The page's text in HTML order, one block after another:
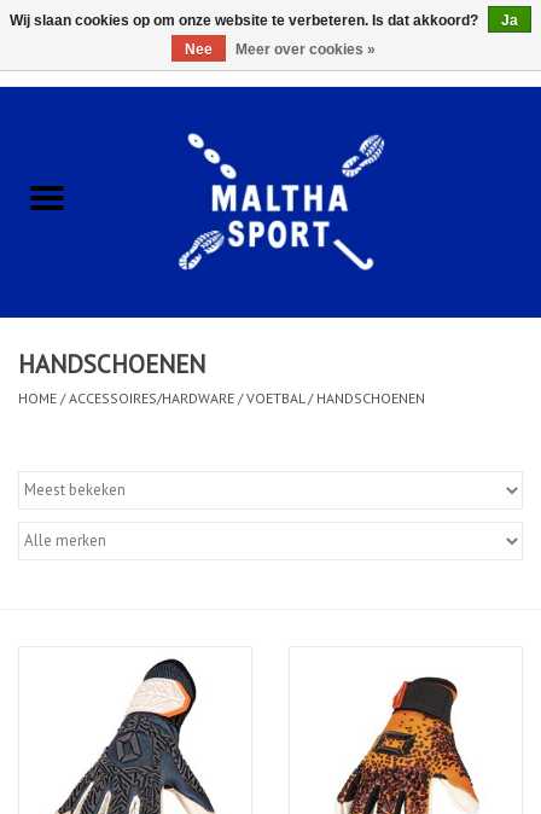
ACCESSOIRES/HARDWARE
KLEDING
HANDSCHOENEN
HOME /ACCESSOIRES/HARDWARE /VOETBAL / HANDSCHOENEN
Wij slaan cookies op om onze website te verbeteren. Is dat akkoord?
Ja
Nee
Meer over cookies »